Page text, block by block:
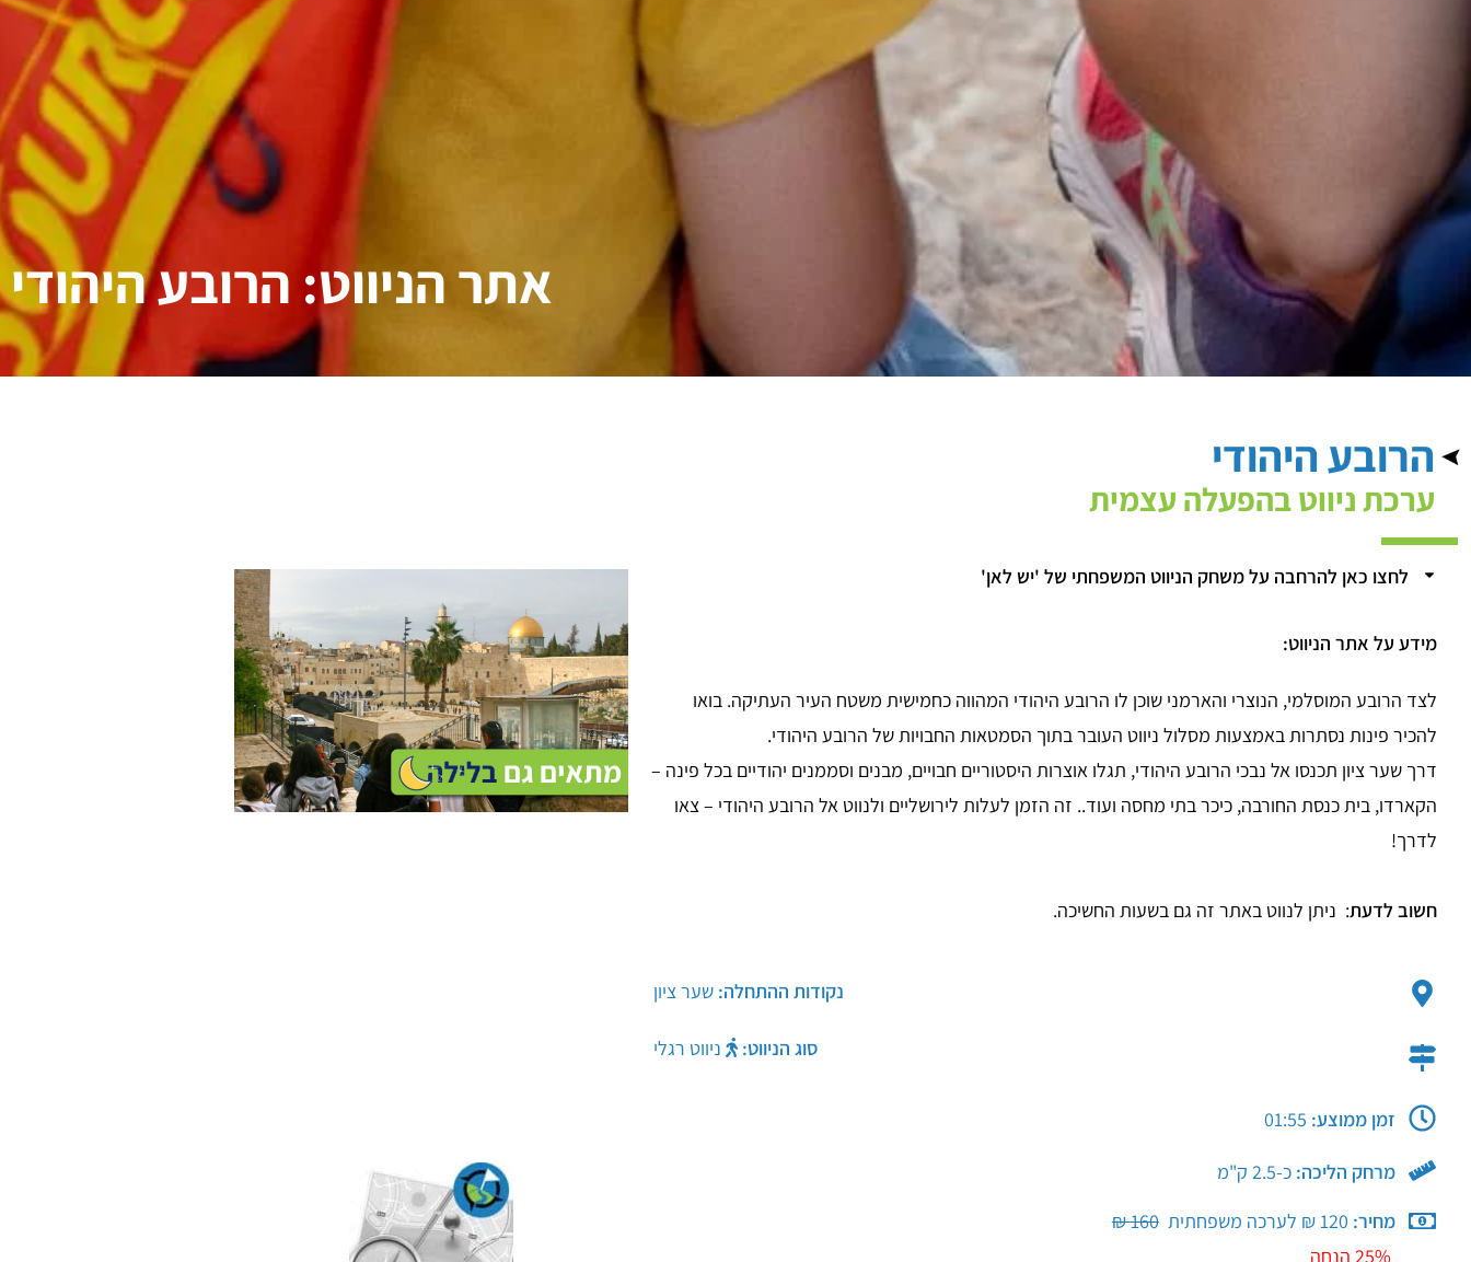
אתר הניווט:
הרובע היהודי
ערכת ניווט בהפעלה עצמית
לחצו כאן להרחבה על משחק הניווט המשפחתי של 'יש לאן'
מידע על אתר הניווט:
לצד הרובע המוסלמי, הנוצרי והארמני שוכן לו הרובע היהודי המהווה כחמישית משטח העיר העתיקה. בואו
להכיר פינות נסתרות באמצעות מסלול ניווט העובר בתוך הסמטאות החבויות של הרובע היהודי.
דרך שער ציון תכנסו אל נבכי הרובע היהודי, תגלו אוצרות היסטוריים חבויים, מבנים וסממנים יהודיים בכל פינה –
הקארדו, בית כנסת החורבה, כיכר בתי מחסה ועוד.. זה הזמן לעלות לירושליים ולנווט אל הרובע היהודי – צאו
לדרך!
חשוב לדעת: ניתן לנווט באתר זה גם בשעות החשיכה. ​
נקודות ההתחלה:
סוג הניווט: ניווט רגלי
זמן ממוצע:
מרחק הליכה: כ-2.5 ק"מ​
מחיר: 120 ₪ לערכה משפחתית
160 ₪